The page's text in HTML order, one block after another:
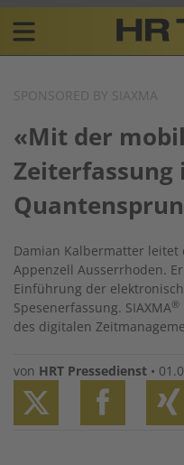
Skip
content
Plattform
für
Resources
navigation
SPONSORED BY SIAXMA
«Mit der
Zeiterfassung
Damian Kalbermatter leitet
Appenzell Ausserrhoden.
Einführung der
Spesenerfassung. SIAXMA®
des digitalen
von HRT Pressedienst •